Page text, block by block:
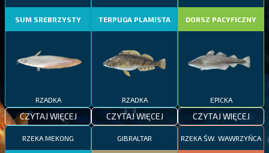
SUM SREBRZYSTY
RZADKA
CZYTAJ WIĘCEJ
TERPUGA PLAMISTA
RZADKA
CZYTAJ WIĘCEJ
DORSZ PACYFICZNY
EPICKA
CZYTAJ WIĘCEJ
RZEKA MEKONG GIBRALTAR RZEKA ŚW. WAWRZYŃCA